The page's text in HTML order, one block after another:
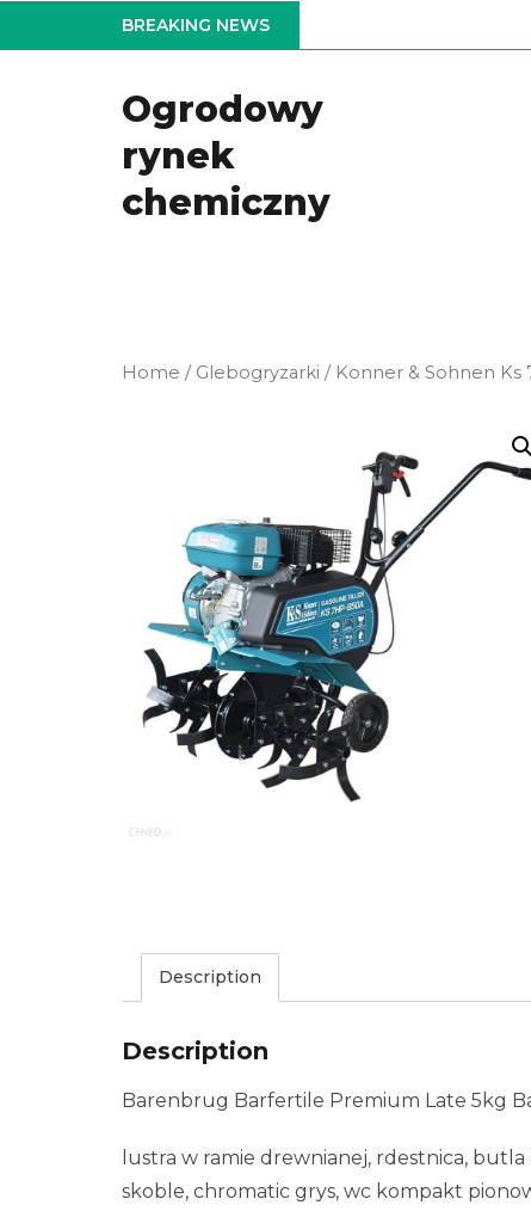
to
BREAKING NEWS
Ogrodowy
rynek
chemiczny
Home / Glebogryzarki / Konner & Sohnen Ks
Description
Description
Barenbrug Barfertile Premium Late 5kg
lustra w ramie drewnianej, rdestnica,
skoble, chromatic grys, wc kompakt